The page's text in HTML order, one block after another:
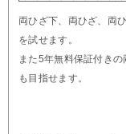
両ひざ下、両ひざ、両
を試せます。
また5年無料保証付き
も目指せます。